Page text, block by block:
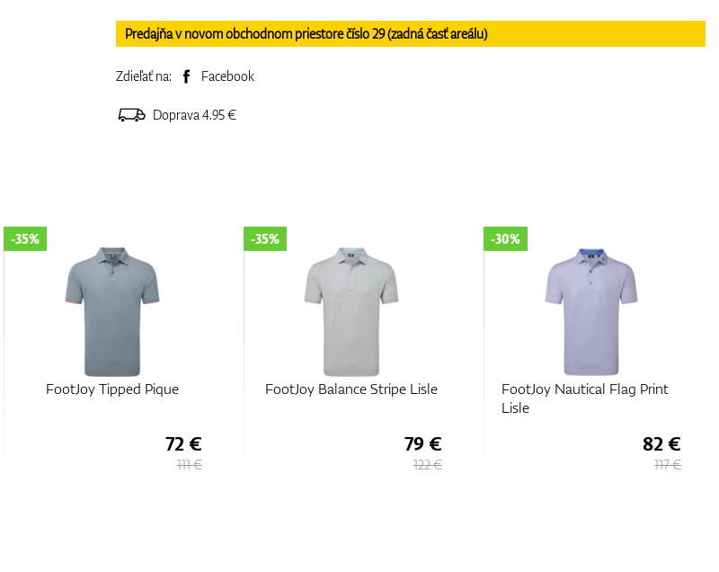
Predajňa v novom obchodnom priestore číslo 29 (zadná časť areálu)
Zdieľať na: Facebook
Doprava 4.95 €
FootJoy Balance Stripe Lisle
-35%
79 €
122 €
FootJoy Nautical Flag Print
-30%
82 €
117 €
FootJoy Hidden Palm Print
Lisle
-30%
74 €
106 €